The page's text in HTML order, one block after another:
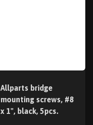
Allparts bridge
mounting screws, #8
x 1", black, 5pcs.